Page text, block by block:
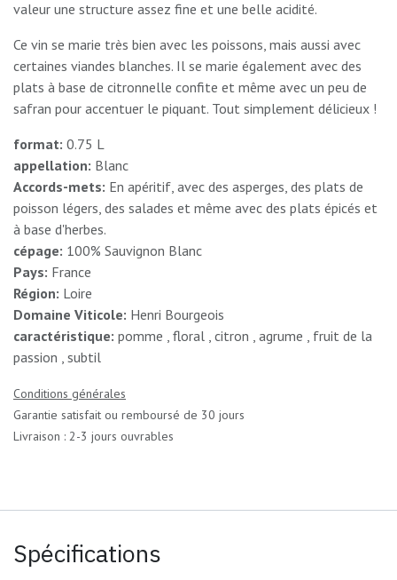
valeur une structure assez fine et une belle acidité.
Ce vin se marie très bien avec les poissons, mais aussi avec
certaines viandes blanches. Il se marie également avec des
plats à base de citronnelle confite et même avec un peu de
safran pour accentuer le piquant. Tout simplement délicieux !
format: 0.75 L
appellation: Blanc
Accords-mets: En apéritif, avec des asperges, des plats de
poisson légers, des salades et même avec des plats épicés et
à base d'herbes.
cépage: 100% Sauvignon Blanc
Pays: France
Région: Loire
Domaine Viticole: Henri Bourgeois
caractéristique: pomme , floral , citron , agrume , fruit de la
passion , subtil
Conditions générales
Garantie satisfait ou remboursé de 30 jours
Livraison : 2-3 jours ouvrables
Spécifications